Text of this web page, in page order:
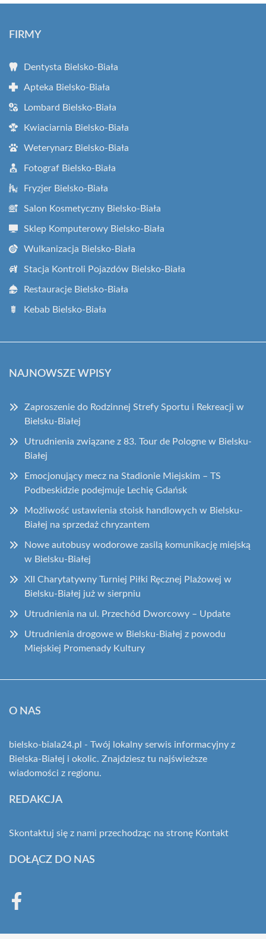
FIRMY
Dentysta Bielsko-Biała
Apteka Bielsko-Biała
Lombard Bielsko-Biała
Kwiaciarnia Bielsko-Biała
Weterynarz Bielsko-Biała
Fotograf Bielsko-Biała
Fryzjer Bielsko-Biała
Salon Kosmetyczny Bielsko-Biała
Sklep Komputerowy Bielsko-Biała
Wulkanizacja Bielsko-Biała
Stacja Kontroli Pojazdów Bielsko-Biała
Restauracje Bielsko-Biała
Kebab Bielsko-Biała
NAJNOWSZE WPISY
Zaproszenie do Rodzinnej Strefy Sportu i Rekreacji w
Bielsku-Białej
Utrudnienia związane z 83. Tour de Pologne w Bielsku-
Białej
Emocjonujący mecz na Stadionie Miejskim – TS
Podbeskidzie podejmuje Lechię Gdańsk
Możliwość ustawienia stoisk handlowych w Bielsku-
Białej na sprzedaż chryzantem
Nowe autobusy wodorowe zasilą komunikację miejską
w Bielsku-Białej
XII Charytatywny Turniej Piłki Ręcznej Plażowej w
Bielsku-Białej już w sierpniu
Utrudnienia na ul. Przechód Dworcowy – Update
Utrudnienia drogowe w Bielsku-Białej z powodu
Miejskiej Promenady Kultury
O NAS
bielsko-biala24.pl - Twój lokalny serwis informacyjny z
Bielska-Białej i okolic. Znajdziesz tu najświeższe
wiadomości z regionu.
REDAKCJA
Skontaktuj się z nami przechodząc na stronę Kontakt
DOŁĄCZ DO NAS